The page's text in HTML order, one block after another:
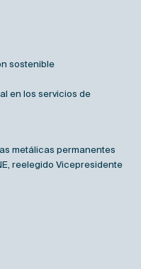
sostenible
en los servicios de
metálicas permanentes
reelegido Vicepresidente